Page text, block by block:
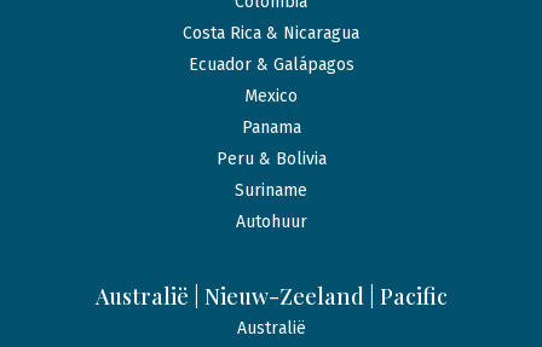
Costa Rica & Nicaragua
Ecuador & Galápagos
Mexico
Panama
Peru & Bolivia
Suriname
Autohuur
Australië | Nieuw-Zeeland | Pacific
Australië